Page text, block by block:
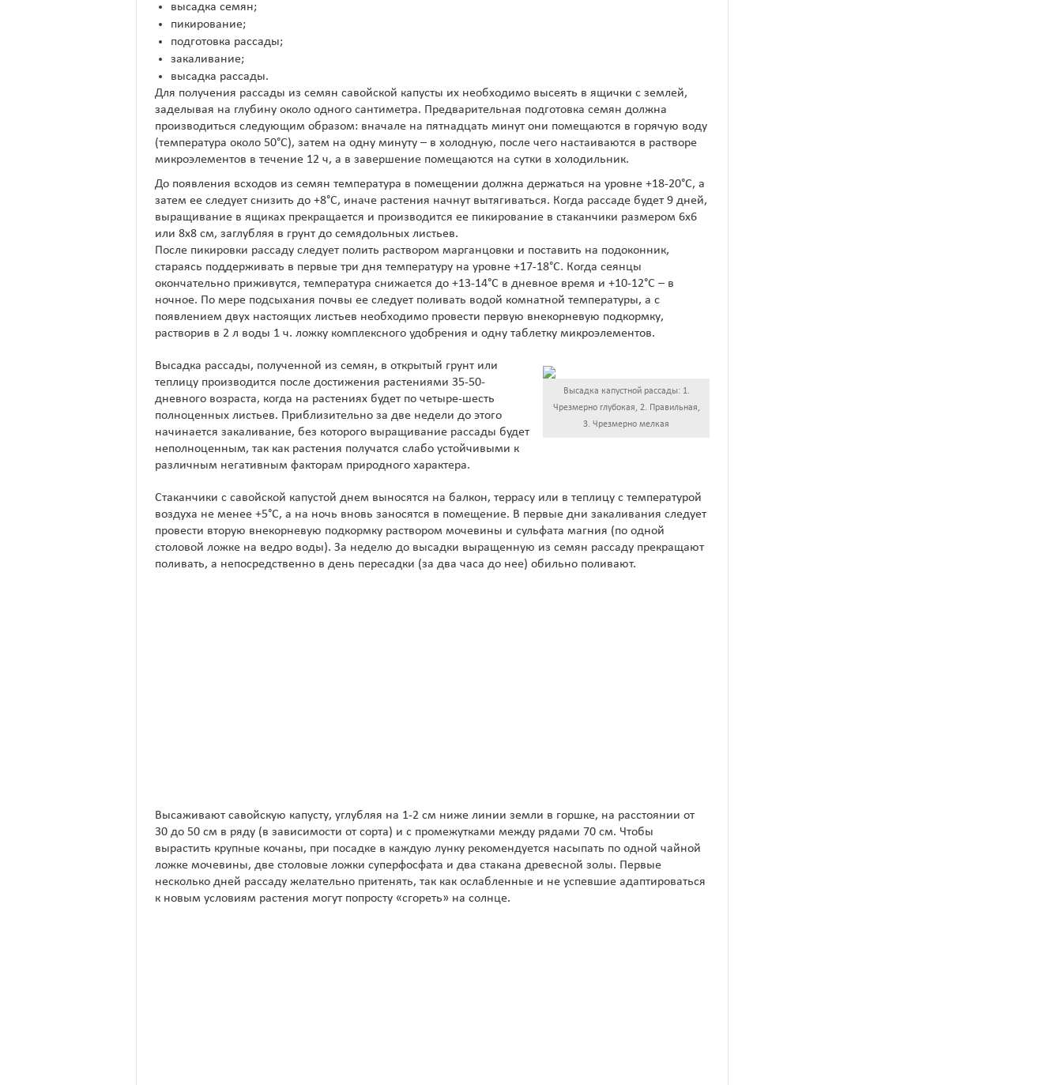
высадка семян;
пикирование;
подготовка рассады;
закаливание;
высадка рассады.
Для получения рассады из семян савойской капусты их необходимо высеять в ящички с землей,
заделывая на глубину около одного сантиметра. Предварительная подготовка семян должна
производиться следующим образом: вначале на пятнадцать минут они помещаются в горячую воду
(температура около 50°C), затем на одну минуту – в холодную, после чего настаиваются в растворе
микроэлементов в течение 12 ч, а в завершение помещаются на сутки в холодильник.
До появления всходов из семян температура в помещении должна держаться на уровне +18-20°C, а
затем ее следует снизить до +8°C, иначе растения начнут вытягиваться. Когда рассаде будет 9 дней,
выращивание в ящиках прекращается и производится ее пикирование в стаканчики размером 6х6
или 8х8 см, заглубляя в грунт до семядольных листьев.
После пикировки рассаду следует полить раствором марганцовки и поставить на подоконник,
стараясь поддерживать в первые три дня температуру на уровне +17-18°C. Когда сеянцы
окончательно приживутся, температура снижается до +13-14°C в дневное время и +10-12°C – в
ночное. По мере подсыхания почвы ее следует поливать водой комнатной температуры, а с
появлением двух настоящих листьев необходимо провести первую внекорневую подкормку,
растворив в 2 л воды 1 ч. ложку комплексного удобрения и одну таблетку микроэлементов.
Высадка капустной рассады: 1.
Чрезмерно глубокая, 2. Правильная,
3. Чрезмерно мелкая
Высадка рассады, полученной из семян, в открытый грунт или
теплицу производится после достижения растениями 35-50-
дневного возраста, когда на растениях будет по четыре-шесть
полноценных листьев. Приблизительно за две недели до этого
начинается закаливание, без которого выращивание рассады будет
неполноценным, так как растения получатся слабо устойчивыми к
различным негативным факторам природного характера.
Стаканчики с савойской капустой днем выносятся на балкон, террасу или в теплицу с температурой
воздуха не менее +5°C, а на ночь вновь заносятся в помещение. В первые дни закаливания следует
провести вторую внекорневую подкормку раствором мочевины и сульфата магния (по одной
столовой ложке на ведро воды). За неделю до высадки выращенную из семян рассаду прекращают
поливать, а непосредственно в день пересадки (за два часа до нее) обильно поливают.
Высаживают савойскую капусту, углубляя на 1-2 см ниже линии земли в горшке, на расстоянии от
30 до 50 см в ряду (в зависимости от сорта) и с промежутками между рядами 70 см. Чтобы
вырастить крупные кочаны, при посадке в каждую лунку рекомендуется насыпать по одной чайной
ложке мочевины, две столовые ложки суперфосфата и два стакана древесной золы. Первые
несколько дней рассаду желательно притенять, так как ослабленные и не успевшие адаптироваться
к новым условиям растения могут попросту «сгореть» на солнце.